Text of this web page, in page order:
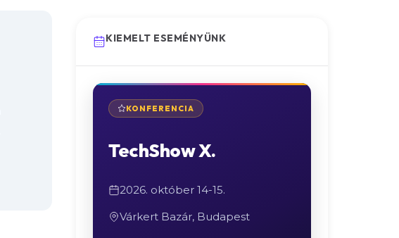
KIEMELT ESEMÉNYÜNK
KONFERENCIA
TechShow X.
2026. október 14-15.
Várkert Bazár, Budapest